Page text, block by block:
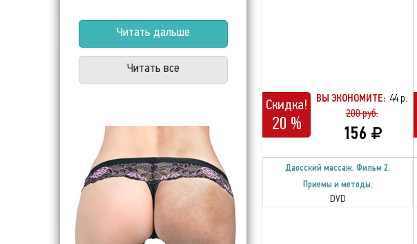
Читать дальше
Читать все
Скидка!
20 %
ВЫ ЭКОНОМИТЕ: 44 р.
200 руб.
156
Даосский массаж. Фильм 2.
Приемы и методы.
DVD